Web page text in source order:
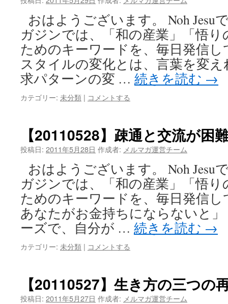
おはようございます。 Noh Jesu
ガジンでは、「和の産業」「悟
ためのキーワードを、毎日発信
スタイルの変化とは、言葉を変
求パターンの変 … 続きを読む →
カテゴリー: 未分類 | コメントする
【20110528】疎通と交流が困
投稿日: 2011年5月28日 作成者: メルマガ運営チーム
おはようございます。 Noh Jesu
ガジンでは、「和の産業」「悟
ためのキーワードを、毎日発信
あなたがお金持ちにならないと
ーズで、自分が … 続きを読む →
カテゴリー: 未分類 | コメントする
【20110527】生き方の三つの
投稿日: 2011年5月27日 作成者: メルマガ運営チーム